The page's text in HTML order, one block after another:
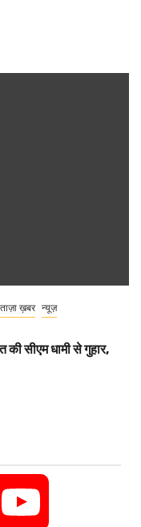
ताज़ा ख़बर न्यूज़
सीएम धामी से गुहार,